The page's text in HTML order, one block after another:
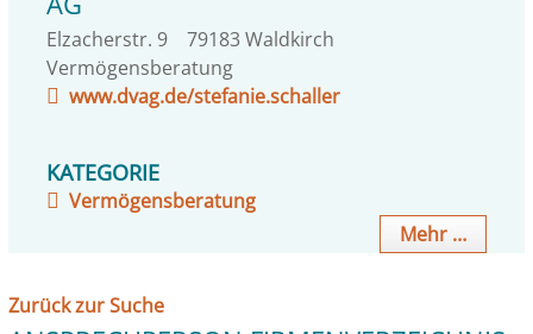
Elzacherstr. 9 79183Waldkirch
Vermögensberatung
www.dvag.de/stefanie.schaller
KATEGORIE
Vermögensberatung
Mehr …
Zurück zur Suche